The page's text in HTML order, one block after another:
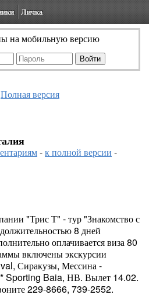
Личка
на мобильную версию
Полная версия
-к полной версии -
"Трис Т" - тур "Знакомство с
8 дней
оплачивается виза 80
включены экскурсии
Сиракузы, Мессина -
Sporting Baia, НВ. Вылет 14.02.
229-8666, 739-2552.